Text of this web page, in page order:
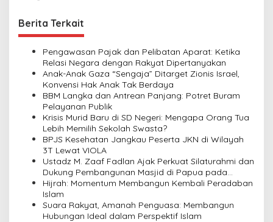
t
n
Berita Terkait
Pengawasan Pajak dan Pelibatan Aparat: Ketika
Relasi Negara dengan Rakyat Dipertanyakan
Anak-Anak Gaza “Sengaja” Ditarget Zionis Israel,
Konvensi Hak Anak Tak Berdaya
BBM Langka dan Antrean Panjang: Potret Buram
Pelayanan Publik
Krisis Murid Baru di SD Negeri: Mengapa Orang Tua
Lebih Memilih Sekolah Swasta?
BPJS Kesehatan Jangkau Peserta JKN di Wilayah
3T Lewat VIOLA
Ustadz M. Zaaf Fadlan Ajak Perkuat Silaturahmi dan
Dukung Pembangunan Masjid di Papua pada
Pengajian Yayasan Alimbas Insan Cita
Hijrah: Momentum Membangun Kembali Peradaban
Islam
Suara Rakyat, Amanah Penguasa: Membangun
Hubungan Ideal dalam Perspektif Islam